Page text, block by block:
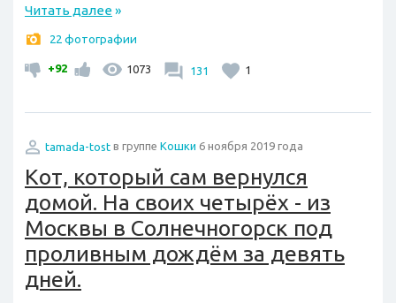
Читать далее»
22 фотографии
+92 1073 131 1
tamada-tost в группе Кошки 6 ноября 2019 года
Кот, который сам вернулся
домой. На своих четырёх - из
Москвы в Солнечногорск под
проливным дождём за девять
дней.